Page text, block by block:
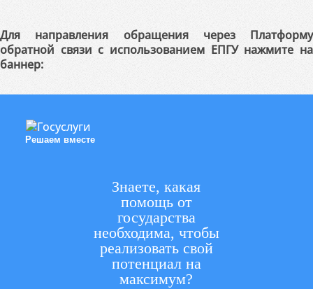
Для направления обращения через Платформу
обратной связи с использованием ЕПГУ нажмите на
баннер:
Решаем вместе
Знаете, какая
помощь от
государства
необходима, чтобы
реализовать свой
потенциал на
максимум?